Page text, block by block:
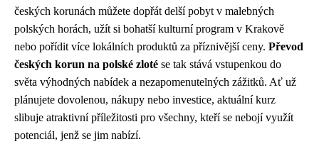
českých korunách můžete dopřát delší pobyt v malebných
polských horách, užít si bohatší kulturní program v Krakově
nebo pořídit více lokálních produktů za příznivější ceny. Převod
českých korun na polské zloté se tak stává vstupenkou do
světa výhodných nabídek a nezapomenutelných zážitků. Ať už
plánujete dovolenou, nákupy nebo investice, aktuální kurz
slibuje atraktivní příležitosti pro všechny, kteří se nebojí využít
potenciál, jenž se jim nabízí.